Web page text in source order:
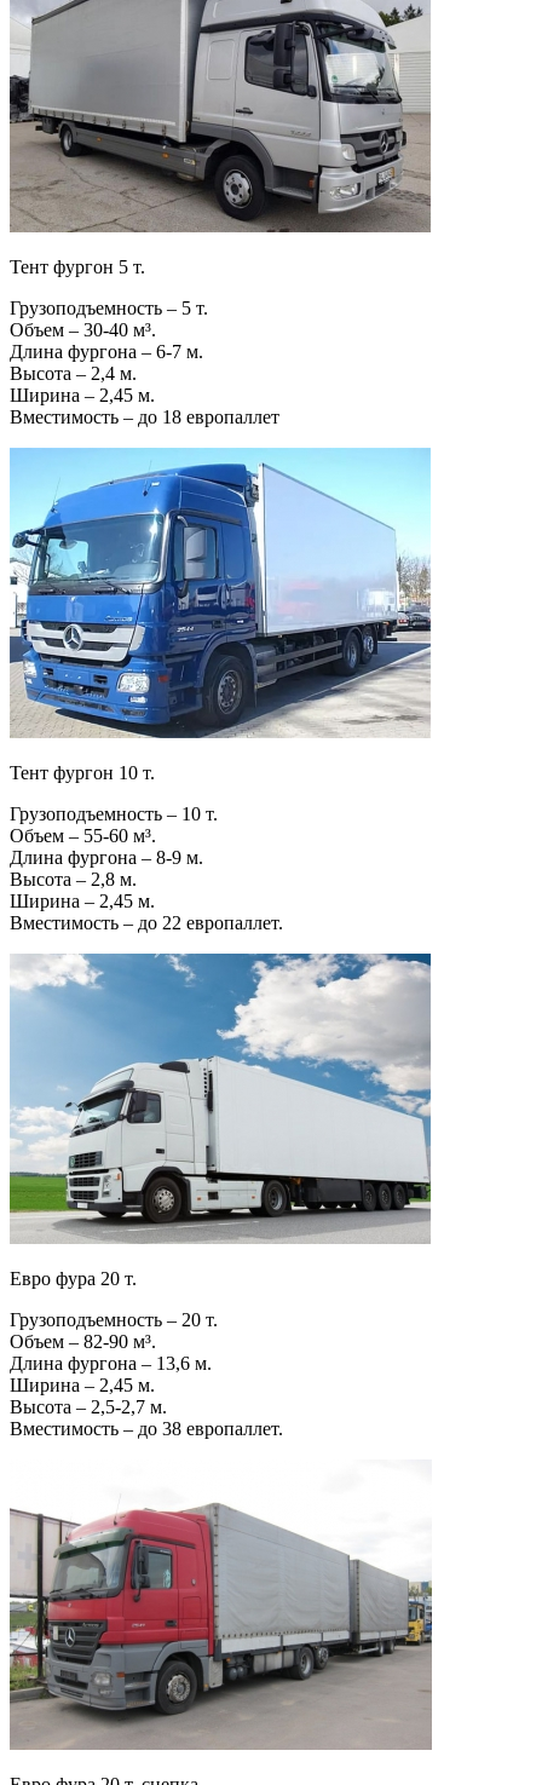
Тент фургон 5 т.
Грузоподъемность – 5 т.
Объем – 30-40 м³.
Длина фургона – 6-7 м.
Высота – 2,4 м.
Ширина – 2,45 м.
Вместимость – до 18 европаллет
Тент фургон 10 т.
Грузоподъемность – 10 т.
Объем – 55-60 м³.
Длина фургона – 8-9 м.
Высота – 2,8 м.
Ширина – 2,45 м.
Вместимость – до 22 европаллет.
Евро фура 20 т.
Грузоподъемность – 20 т.
Объем – 82-90 м³.
Длина фургона – 13,6 м.
Ширина – 2,45 м.
Высота – 2,5-2,7 м.
Вместимость – до 38 европаллет.